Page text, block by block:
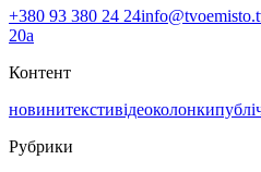
+380 93 380 24 24
20а
Контент
новинитекстивідеоколонки
Рубрики